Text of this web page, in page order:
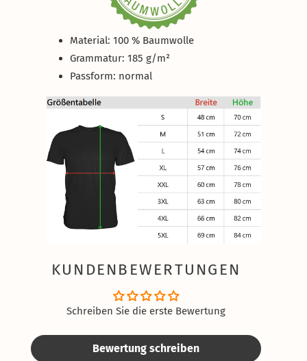
Material: 100 % Baumwolle
Grammatur: 185 g/m²
Passform: normal
KUNDENBEWERTUNGEN
Schreiben Sie die erste Bewertung
Bewertung schreiben